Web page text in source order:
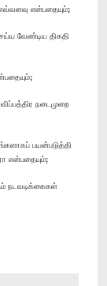
என்பதையும்;
வேண்டிய திகதி
நடைமுறை
பயன்படுத்தி
என்பதையும்;
நடவடிக்கைகள்